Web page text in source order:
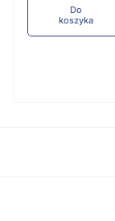
Do
koszyka